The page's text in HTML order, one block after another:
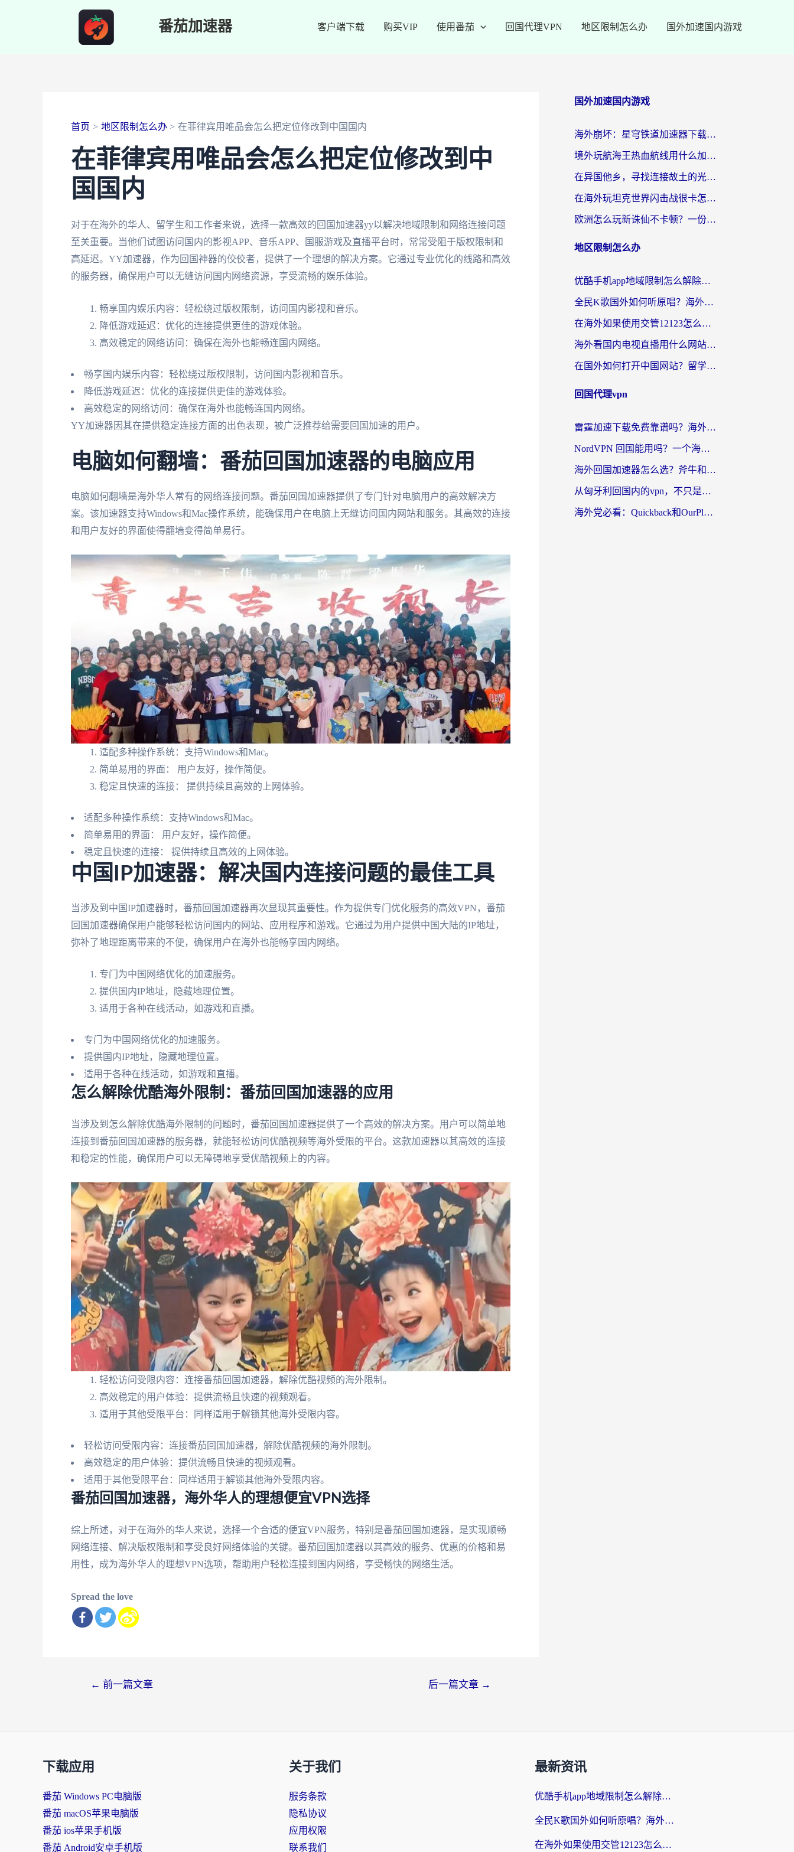
番茄加速器 客户端下载 购买VIP 使用番茄 回国代理VPN 地区限制怎么办 国外加速国内游戏
首页 地区限制怎么办 在菲律宾用唯品会怎么把定位修改到中国国内
在菲律宾用唯品会怎么把定位修改到中
国国内
对于在海外的华人、留学生和工作者来说，选择一款高效的回国加速器yy以解决地域限制和网络连接问题
至关重要。当他们试图访问国内的影视APP、音乐APP、国服游戏及直播平台时，常常受阻于版权限制和
高延迟。YY加速器，作为回国神器的佼佼者，提供了一个理想的解决方案。它通过专业优化的线路和高效
的服务器，确保用户可以无缝访问国内网络资源，享受流畅的娱乐体验。
畅享国内娱乐内容：轻松绕过版权限制，访问国内影视和音乐。
降低游戏延迟：优化的连接提供更佳的游戏体验。
高效稳定的网络访问：确保在海外也能畅连国内网络。
畅享国内娱乐内容：轻松绕过版权限制，访问国内影视和音乐。
降低游戏延迟：优化的连接提供更佳的游戏体验。
高效稳定的网络访问：确保在海外也能畅连国内网络。
YY加速器因其在提供稳定连接方面的出色表现，被广泛推荐给需要回国加速的用户。
电脑如何翻墙：番茄回国加速器的电脑应用
电脑如何翻墙是海外华人常有的网络连接问题。番茄回国加速器提供了专门针对电脑用户的高效解决方
案。该加速器支持Windows和Mac操作系统，能确保用户在电脑上无缝访问国内网站和服务。其高效的连接
和用户友好的界面使得翻墙变得简单易行。
适配多种操作系统：支持Windows和Mac。
简单易用的界面： 用户友好，操作简便。
稳定且快速的连接： 提供持续且高效的上网体验。
适配多种操作系统：支持Windows和Mac。
简单易用的界面： 用户友好，操作简便。
稳定且快速的连接： 提供持续且高效的上网体验。
中国IP加速器：解决国内连接问题的最佳工具
当涉及到中国IP加速器时，番茄回国加速器再次显现其重要性。作为提供专门优化服务的高效VPN，番茄
回国加速器确保用户能够轻松访问国内的网站、应用程序和游戏。它通过为用户提供中国大陆的IP地址，
弥补了地理距离带来的不便，确保用户在海外也能畅享国内网络。
专门为中国网络优化的加速服务。
提供国内IP地址，隐藏地理位置。
适用于各种在线活动，如游戏和直播。
专门为中国网络优化的加速服务。
提供国内IP地址，隐藏地理位置。
适用于各种在线活动，如游戏和直播。
怎么解除优酷海外限制：番茄回国加速器的应用
当涉及到怎么解除优酷海外限制的问题时，番茄回国加速器提供了一个高效的解决方案。用户可以简单地
连接到番茄回国加速器的服务器，就能轻松访问优酷视频等海外受限的平台。这款加速器以其高效的连接
和稳定的性能，确保用户可以无障碍地享受优酷视频上的内容。
轻松访问受限内容：连接番茄回国加速器，解除优酷视频的海外限制。
高效稳定的用户体验：提供流畅且快速的视频观看。
适用于其他受限平台：同样适用于解锁其他海外受限内容。
轻松访问受限内容：连接番茄回国加速器，解除优酷视频的海外限制。
高效稳定的用户体验：提供流畅且快速的视频观看。
适用于其他受限平台：同样适用于解锁其他海外受限内容。
番茄回国加速器，海外华人的理想便宜VPN选择
综上所述，对于在海外的华人来说，选择一个合适的便宜VPN服务，特别是番茄回国加速器，是实现顺畅
网络连接、解决版权限制和享受良好网络体验的关键。番茄回国加速器以其高效的服务、优惠的价格和易
用性，成为海外华人的理想VPN选项，帮助用户轻松连接到国内网络，享受畅快的网络生活。
Spread the love
← 前一篇文章 后一篇文章 →
国外加速国内游戏
海外崩坏：星穹铁道加速器下载安装：一份给游子的终极网络指南
境外玩航海王热血航线用什么加速器？2026海外玩家实测最优方案（附欧洲问道堡垒前线加速技巧）
在异国他乡，寻找连接故土的光明大陆免费加速器
在海外玩坦克世界闪击战很卡怎么办？老玩家亲测有效的加速器选择指南
欧洲怎么玩新诛仙不卡顿？一份给海外游子的国服游戏畅玩指南
地区限制怎么办
优酷手机app地域限制怎么解除？海外党亲测有效的追剧方案
全民K歌国外如何听原唱？海外党亲测有效的回国加速器选择指南
在海外如果使用交管12123怎么处理？留学生亲测有效的回国加速方案
海外看国内电视直播用什么网站比较好？一篇解决你所有追剧难题的实用指南
在国外如何打开中国网站？留学生与海外华人的无缝访问指南
回国代理vpn
雷霆加速下载免费靠谱吗？海外党选回国加速器的避坑指南（附热门工具对比）
NordVPN 回国能用吗？一个海外用户必须面对的真实困境
海外回国加速器怎么选？斧牛和海龟哪个好？一篇帮你避开坑的实用指南
从匈牙利回国内的vpn，不只是为了刷剧那么简单
海外党必看：Quickback和OurPlay好用吗？3分钟选对回国加速器，无缝刷剧玩游戏
下载应用
番茄 Windows PC电脑版
番茄 macOS苹果电脑版
番茄 ios苹果手机版
番茄 Android安卓手机版
关于我们
服务条款
隐私协议
应用权限
联系我们
最新资讯
优酷手机app地域限制怎么解除？海外党亲测有效的追剧方案
全民K歌国外如何听原唱？海外党亲测有效的回国加速器选择指南
在海外如果使用交管12123怎么处理？留学生亲测有效的回国加速方案